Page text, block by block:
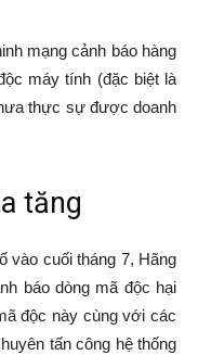
mạng cảnh báo hàng
máy tính (đặc biệt là
thực sự được doanh
tăng
vào cuối tháng 7, Hãng
báo dòng mã độc hại
độc này cùng với các
tấn công hệ thống